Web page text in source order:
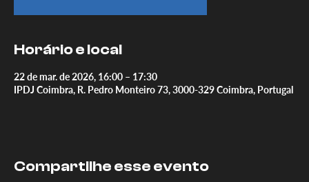
Horário e local
22 de mar. de 2026, 16:00 – 17:30
IPDJ Coimbra, R. Pedro Monteiro 73, 3000-329 Coimbra, Portugal
Compartilhe esse evento